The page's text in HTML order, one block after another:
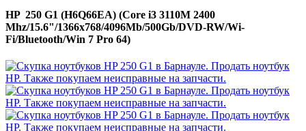
HP 250 G1 (H6Q66EA) (Core i3 3110M 2400
Mhz/15.6"/1366x768/4096Mb/500Gb/DVD-RW/Wi-
Fi/Bluetooth/Win 7 Pro 64)